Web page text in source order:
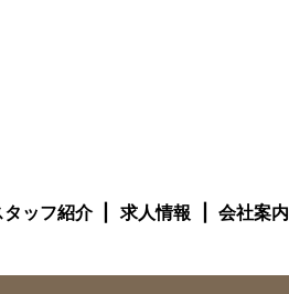
ッフ紹介 求人情報 会社案内